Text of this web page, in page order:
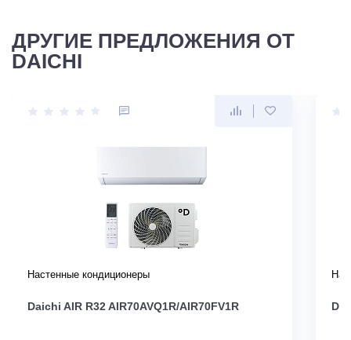
ДРУГИЕ ПРЕДЛОЖЕНИЯ ОТ
DAICHI
Настенные кондиционеры
Daichi AIR R32 AIR70AVQ1R/AIR70FV1R